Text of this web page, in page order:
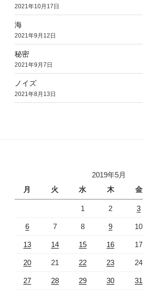
2021年10月17日
海
2021年9月12日
秘密
2021年9月7日
ノイズ
2021年8月13日
2019年5月
月
火 水 木 金
1 2 3
6 7 8 9 10
13 14 15 16 17
20 21 22 23 24
27 28 29 30 31